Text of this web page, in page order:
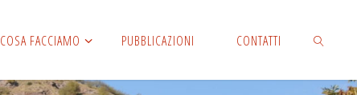
COSA FACCIAMO PUBBLICAZIONI CONTATTI